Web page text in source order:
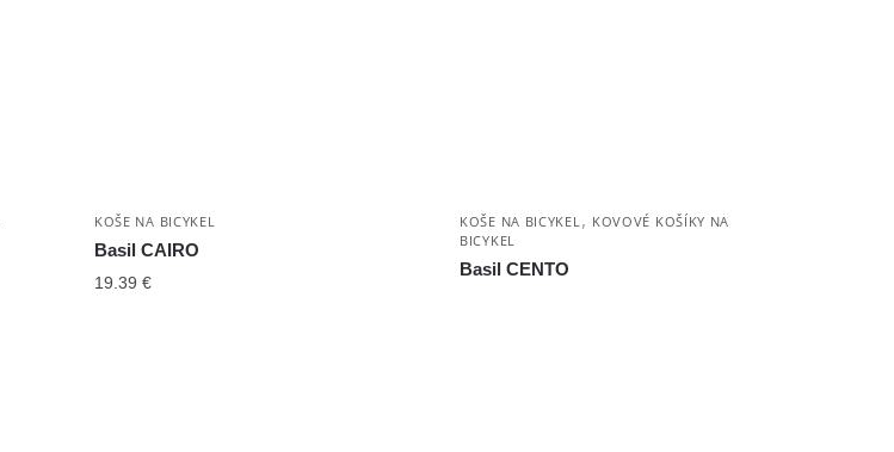
KOŠE NA BICYKEL
Basil CAIRO
19.39 €
KOŠE NA BICYKEL, KOVOVÉ KOŠÍKY NA
BICYKEL
Basil CENTO